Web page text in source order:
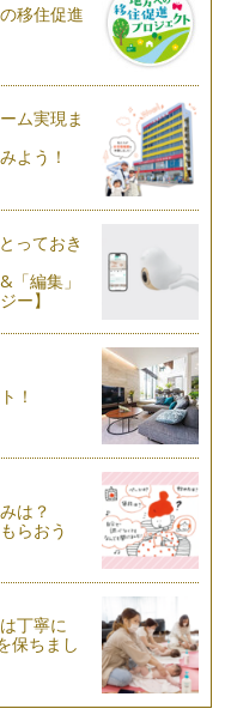
い距離」がいいと昔か
い」と聞いたことはあ
「危ないな」と思う場
つに「どこに住むか」が
びりくつろげる広いリビ
…
した」という文章が入
取り寄せしました。じ
…
移住促進
ム実現ま
よう！
っておき
「編集」
ー】
！
は？
らおう
丁寧に
保ちまし